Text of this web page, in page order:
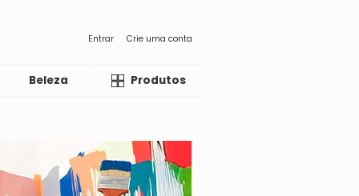
Entrar Crie uma conta
Beleza LiquidaProdutos